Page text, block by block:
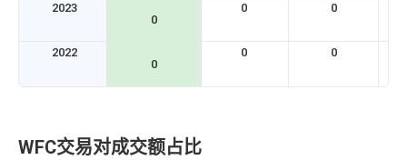
2023
0
0 0
2022
0
0 0
WFC交易对成交额占比